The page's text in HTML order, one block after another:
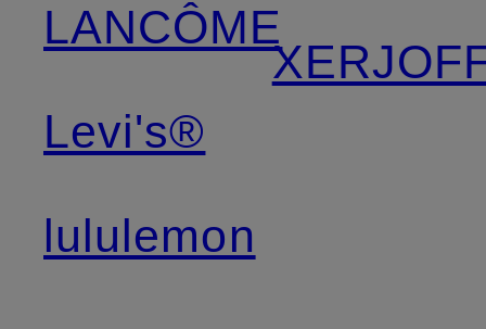
LANCÔME
Levi's®
lululemon